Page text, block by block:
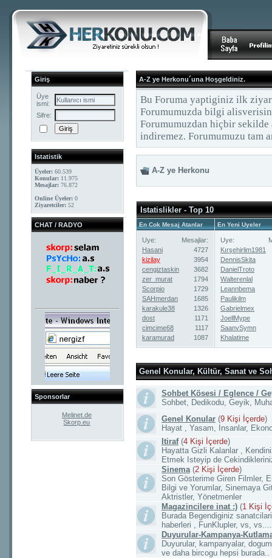
Giriş
Üye
ismi:
Sifre:
Istatistik
Üyeler: 60.539
Konular: 11.975
Mesajlar: 76.872
Online Üyeler: 0
Ziyaretciler: 52
CHAT / RADYO
Sponsorlar
Melinet.de
Skorp.eu
A-Z ye Herkonu´una Hoşgeldiniz.
Bu Foruma yaptiginiz ilk
Forumumuzda bilgi
Forumumuzdan hiçbir
indiremez. Forumumuzu
A-Z ye Herkonu
Istatislikler - Top 10
En Cok Mesaj Atanlar En Yeni Uyeler
Uye:
Mesajlar:
Hasani
4727
kizilay
3954
cengiztaskin
3682
zer_murat
1794
Scorpio
1729
SAHmerdan
1685
karakule38
1326
dost
1171
cimcime68
1117
karamurad
1087
Uye:
Kırşehirlim1981
DennisSkita
DanielTroto
Walterenlal
Leannbema
Paulikilm
Gabrielmex
JoellMype
SaanvSymn
Khalatime
Genel Konular, Kültür, Sanat ve
Sohbet Kösesi / Eglence /
Sohbet, Dedikodu, Geyik,
Genel Konular (9 Kişi İçerde)
Hayat , Yasam, Insanlar,
Itiraf (4 Kişi İçerde)
Hayatta Gizli Kalanlar ,
Etmek Isteyip de
Sinema (2 Kişi İçerde)
Son Gösterime Giren Filmler,
Bilgi ve Yorumlar, Sinemaya
Aktristler, Yönetmenler
Magazincilere inat :) (1 Kişi
Burada Begendiginiz
haberleri , FunKlupler, vs,
Duyurular-Kampanya-
Duyurular, kampanyalar,
ve daha bircogu hepsi burada..